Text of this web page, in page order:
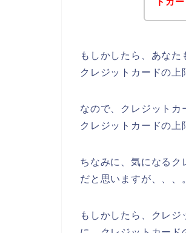
もしかしたら、あな
クレジットカードの上
なので、クレジット
クレジットカードの
ちなみに、気になる
だと思いますが、、、
もしかしたら、クレ